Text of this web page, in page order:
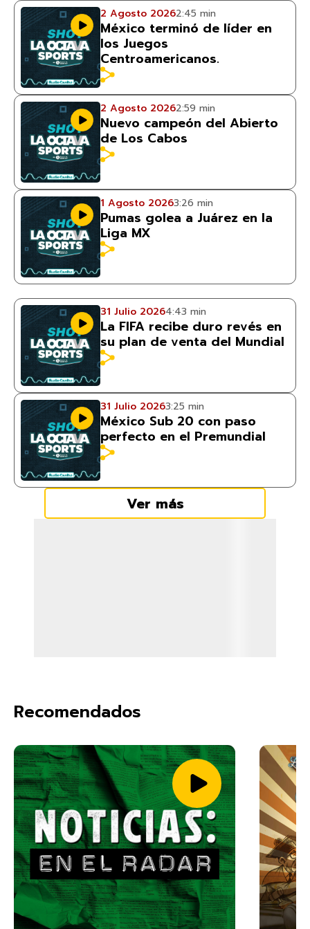
2 Agosto 20262:45 min
México terminó de líder en
los Juegos
Centroamericanos.
2 Agosto 20262:59 min
Nuevo campeón del Abierto
de Los Cabos
1 Agosto 20263:26 min
Pumas golea a Juárez en la
Liga MX
31 Julio 20264:43 min
La FIFA recibe duro revés en
su plan de venta del Mundial
31 Julio 20263:25 min
México Sub 20 con paso
perfecto en el Premundial
Ver más
Recomendados